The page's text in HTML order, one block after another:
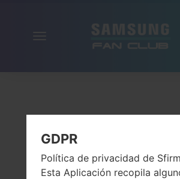
GDPR
Política de privacidad de
Esta Aplicación recopila